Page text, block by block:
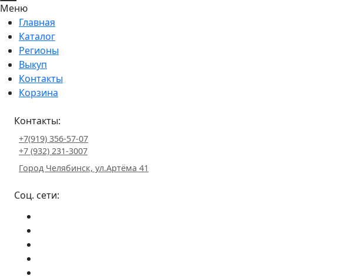
Меню
Главная
Каталог
Регионы
Выкуп
Контакты
Корзина
Контакты:
+7(919) 356-57-07
+7 (932) 231-3007
Город Челябинск, ул.Артёма 41
Соц. сети: